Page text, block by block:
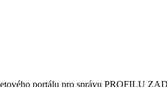
portálu pro správu PROFILU